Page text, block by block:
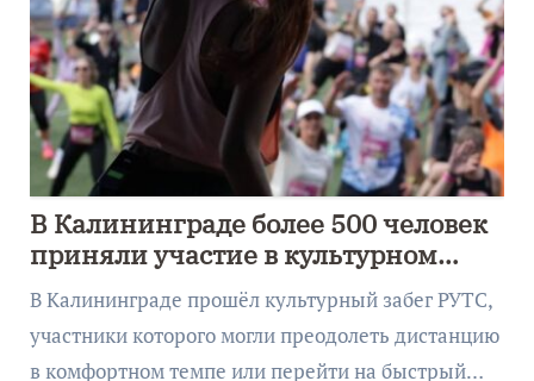
В Калининграде более 500 человек
приняли участие в культурном
забеге
В Калининграде прошёл культурный забег РУТС,
участники которого могли преодолеть дистанцию
в комфортном темпе или перейти на быстрый…